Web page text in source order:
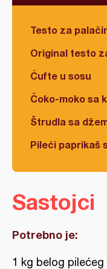
Testo za
Original testo
Ćufte u sosu
Čoko-moko sa
Štrudla sa
Pileći paprikaš
Sastojci
Potrebno je:
1 kg belog